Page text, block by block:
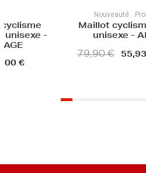
Promotion
Maillot cyclisme ajusté
unisexe - ALLAN
55,93 € -30%